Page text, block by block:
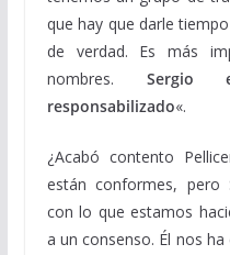
que hay que darle
de verdad. Es más
nombres. Sergio
responsabilizado«.
¿Acabó contento
están conformes, pero
con lo que estamos
a un consenso. Él nos